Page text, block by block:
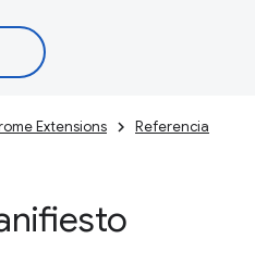
Extensions Referencia